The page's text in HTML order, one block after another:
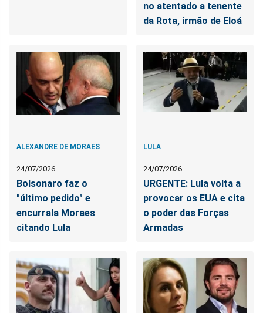
no atentado a tenente
da Rota, irmão de Eloá
ALEXANDRE DE MORAES
24/07/2026
Bolsonaro faz o
"último pedido" e
encurrala Moraes
citando Lula
LULA
24/07/2026
URGENTE: Lula volta a
provocar os EUA e cita
o poder das Forças
Armadas